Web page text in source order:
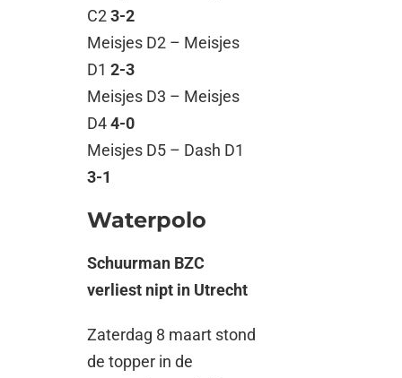
C23-2
Meisjes D2 – Meisjes
D12-3
Meisjes D3 – Meisjes
D44-0
Meisjes D5 – Dash D1
3-1
Waterpolo
Schuurman BZC
verliest nipt in Utrecht
Zaterdag 8 maart stond
de topper in de